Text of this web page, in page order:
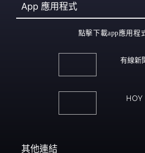
App 應用程式
點擊下載app應用程
有線新
HOY
其他連結